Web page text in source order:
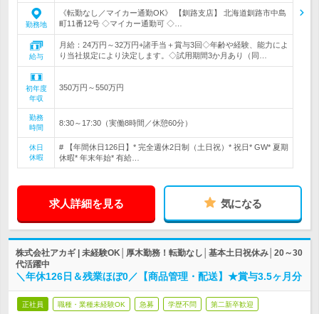
勤務地
《転勤なし／マイカー通勤OK》 【釧路支店】 北海道釧路市中島
町11番12号 ◇マイカー通勤可 ◇…
給与
月給：24万円～32万円+諸手当＋賞与3回◇年齢や経験、能力によ
り当社規定により決定します。◇試用期間3か月あり（同…
初年度
年収
350万円～550万円
勤務
時間
8:30～17:30（実働8時間／休憩60分）
休日
休暇
# 【年間休日126日】* 完全週休2日制（土日祝）* 祝日* GW* 夏期
休暇* 年末年始* 有給…
求人詳細を見る 気になる
株式会社アカギ | 未経験OK│厚木勤務！転勤なし│基本土日祝休み│20～30
代活躍中
＼年休126日＆残業ほぼ0／【商品管理・配送】★賞与3.5ヶ月分
正社員 職種・業種未経験OK 急募 学歴不問 第二新卒歓迎